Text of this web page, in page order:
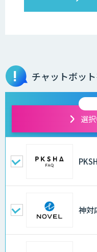
チャットボッ
選
神対